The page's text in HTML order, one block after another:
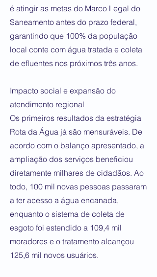
é atingir as metas do Marco Legal do
Saneamento antes do prazo federal,
garantindo que 100% da população
local conte com água tratada e coleta
de efluentes nos próximos três anos.
Impacto social e expansão do
atendimento regional
Os primeiros resultados da estratégia
Rota da Água já são mensuráveis. De
acordo com o balanço apresentado, a
ampliação dos serviços beneficiou
diretamente milhares de cidadãos. Ao
todo, 100 mil novas pessoas passaram
a ter acesso a água encanada,
enquanto o sistema de coleta de
esgoto foi estendido a 109,4 mil
moradores e o tratamento alcançou
125,6 mil novos usuários.